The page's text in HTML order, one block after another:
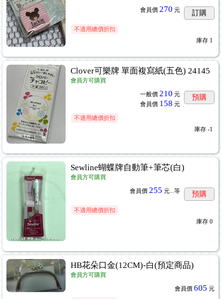
會員價 270 元 訂購
不適用總價折扣
庫存 1
Clover可樂牌 單面複寫紙(五色) 24145
會員方可購買
一般價 210 元
會員價 158 元
預購
不適用總價折扣
庫存 -1
Sewline蝴蝶牌自動筆+筆芯(白)
會員方可購買
會員價 255 元... 等 預購
不適用總價折扣
庫存 0
HB花朵口金(12CM)-白(預定商品)
會員方可購買
會員價 605 元